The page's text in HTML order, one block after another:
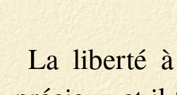
La liberté